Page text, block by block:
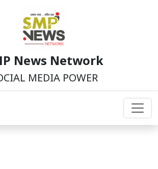
News Network
MEDIA POWER